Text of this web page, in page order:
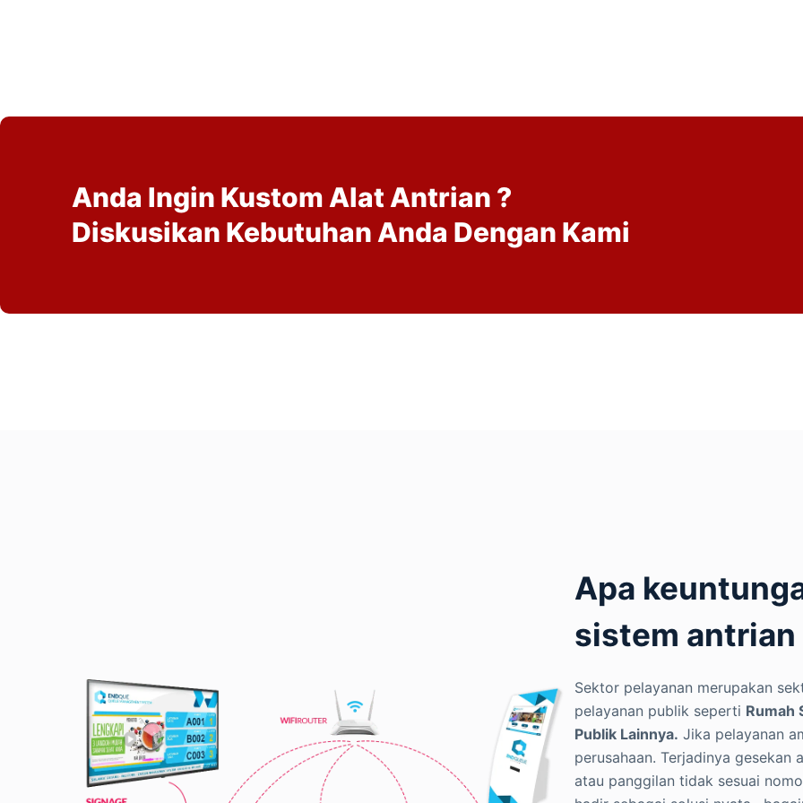
Anda Ingin Kustom Alat Antrian ?
Diskusikan Kebutuhan Anda Dengan Kami
Apa
sistem antrian
Sektor pelayanan merupakan
pelayanan publik seperti Rumah
Publik Lainnya. Jika pelayanan
perusahaan. Terjadinya
atau panggilan tidak sesuai